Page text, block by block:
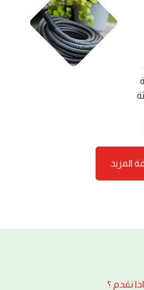
المزيد
نقدم ؟